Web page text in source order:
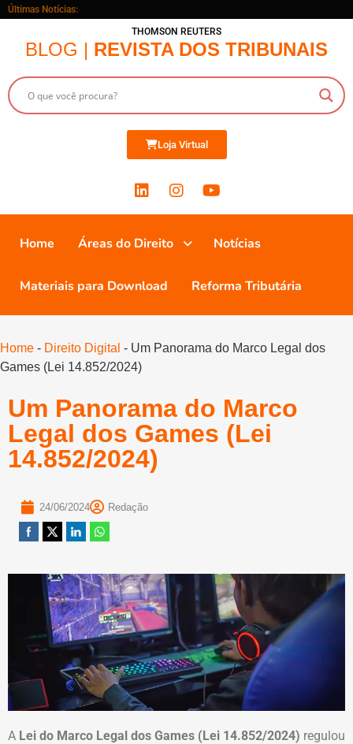
Últimas Notícias:
THOMSON REUTERS
BLOG | REVISTA DOS TRIBUNAIS
Loja Virtual
Home Áreas do Direito Notícias
Materiais para Download Reforma Tributária
Home - Direito Digital - Um Panorama do Marco Legal dos
Games (Lei 14.852/2024)
Um Panorama do Marco
Legal dos Games (Lei
14.852/2024)
24/06/2024 Redação
A Lei do Marco Legal dos Games (Lei 14.852/2024) regulou